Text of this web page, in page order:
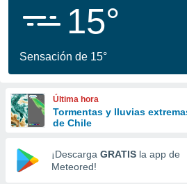
que se
a este
las
y
forma
digital
basada
15°
Sensación de 15°
Última hora
Tormentas y lluvias
de Chile
¡Descarga GRATIS la app de
Meteored!